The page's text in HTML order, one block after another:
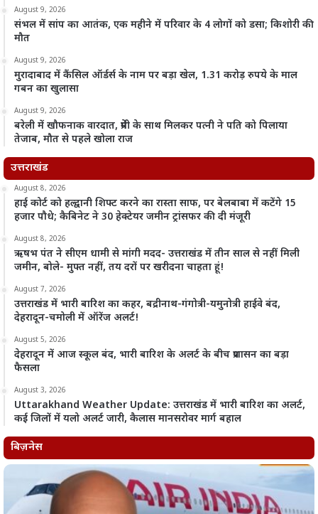
August 9, 2026
संभल में सांप का आतंक, एक महीने में परिवार के 4 लोगों को डसा; किशोरी की
मौत
August 9, 2026
मुरादाबाद में कैंसिल ऑर्डर्स के नाम पर बड़ा खेल, 1.31 करोड़ रुपये के माल
गबन का खुलासा
August 9, 2026
बरेली में खौफनाक वारदात, प्रेमी के साथ मिलकर पत्नी ने पति को पिलाया
तेजाब, मौत से पहले खोला राज
उत्तराखंड
August 8, 2026
हाई कोर्ट को हल्द्वानी शिफ्ट करने का रास्ता साफ, पर बेलबाबा में कटेंगे 15
हजार पौधे; कैबिनेट ने 30 हेक्टेयर जमीन ट्रांसफर की दी मंजूरी
August 8, 2026
ऋषभ पंत ने सीएम धामी से मांगी मदद- उत्तराखंड में तीन साल से नहीं मिली
जमीन, बोले- मुफ्त नहीं, तय दरों पर खरीदना चाहता हूं!
August 7, 2026
उत्तराखंड में भारी बारिश का कहर, बद्रीनाथ-गंगोत्री-यमुनोत्री हाईवे बंद,
देहरादून-चमोली में ऑरेंज अलर्ट!
August 5, 2026
देहरादून में आज स्कूल बंद, भारी बारिश के अलर्ट के बीच प्रशासन का बड़ा
फैसला
August 3, 2026
Uttarakhand Weather Update: उत्तराखंड में भारी बारिश का अलर्ट,
कई जिलों में यलो अलर्ट जारी, कैलास मानसरोवर मार्ग बहाल
बिज़नेस